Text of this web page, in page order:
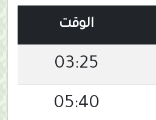
الوقت
03:25
05:40